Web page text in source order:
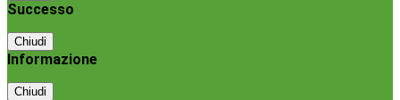
Successo
Chiudi
Informazione
Chiudi